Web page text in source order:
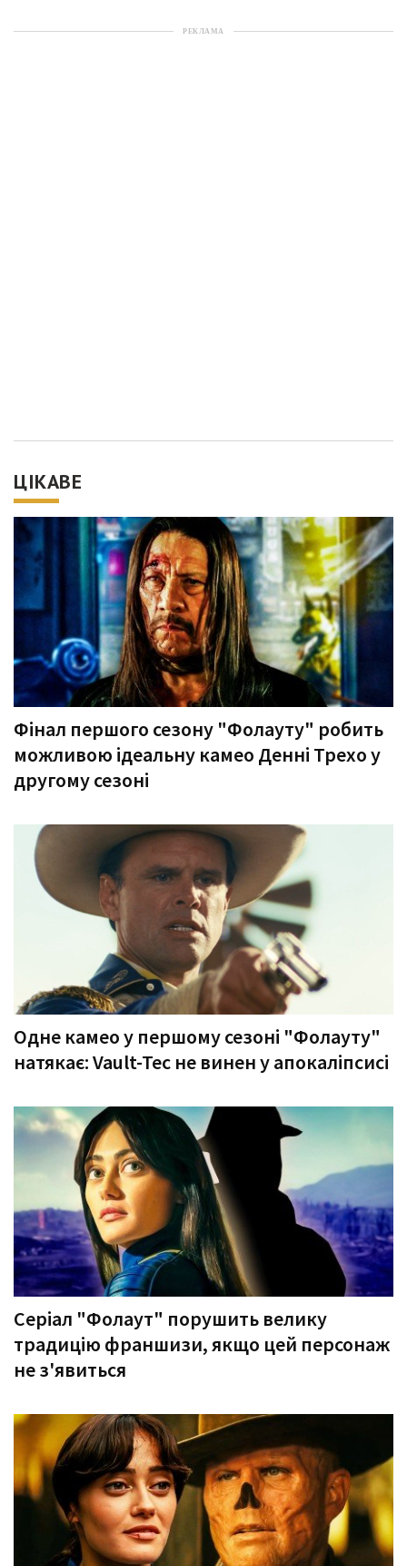
РЕКЛАМА
ЦІКАВЕ
Фінал першого сезону "Фолауту" робить
можливою ідеальну камео Денні Трехо у
другому сезоні
Одне камео у першому сезоні "Фолауту"
натякає: Vault-Tec не винен у апокаліпсисі
Серіал "Фолаут" порушить велику
традицію франшизи, якщо цей персонаж
не з'явиться